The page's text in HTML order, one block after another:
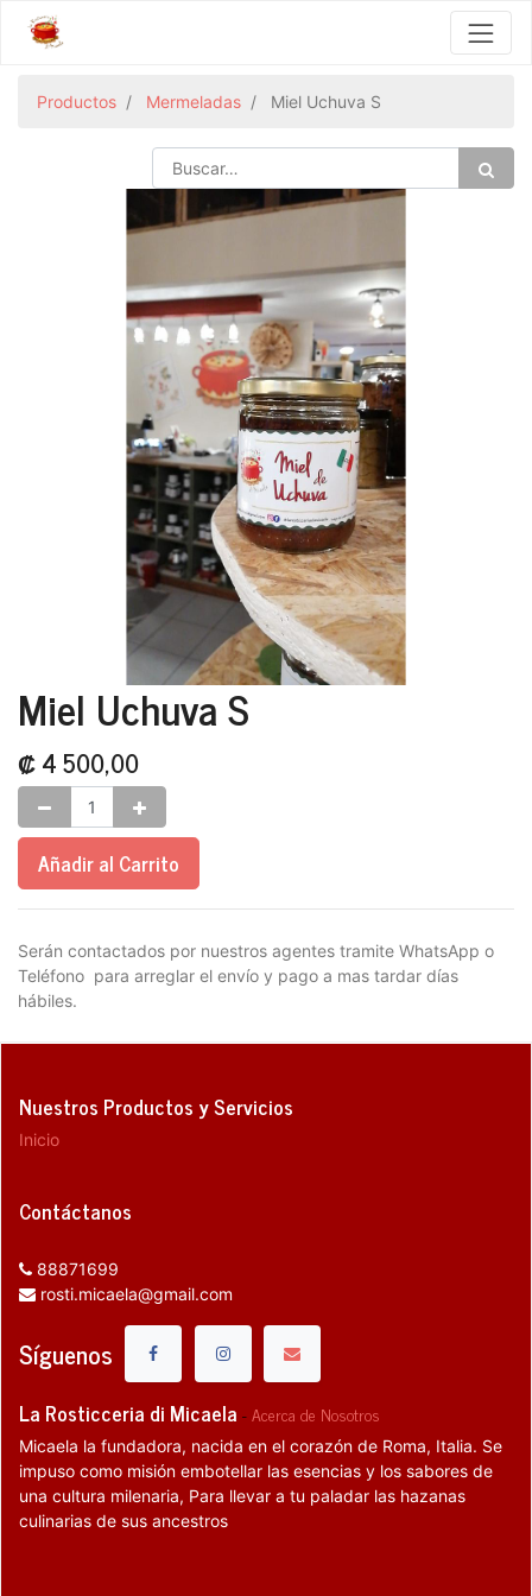
Productos Mermeladas Miel Uchuva S
Miel Uchuva S
₡4 500,00
Añadir al Carrito
Serán contactados por nuestros agentes tramite WhatsApp o
Teléfono para arreglar el envío y pago a mas tardar días
hábiles.
Nuestros Productos y Servicios
Inicio
Contáctanos
88871699
rosti.micaela@gmail.com
Síguenos
La Rosticceria di Micaela -Acerca de Nosotros
Micaela la fundadora, nacida en el corazón de Roma, Italia. Se
impuso como misión embotellar las esencias y los sabores de
una cultura milenaria, Para llevar a tu paladar las hazanas
culinarias de sus ancestros